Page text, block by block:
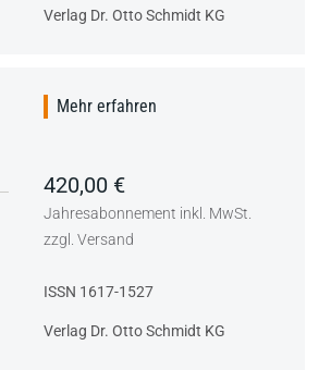
Verlag Dr. Otto Schmidt KG
Mehr erfahren
420,00 €
Jahresabonnement inkl. MwSt.
zzgl. Versand
ISSN 1617-1527
Verlag Dr. Otto Schmidt KG